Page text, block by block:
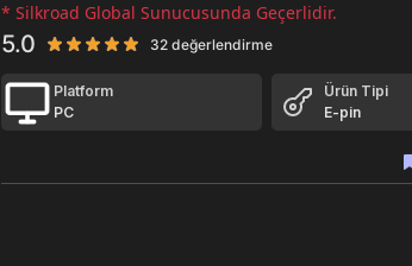
* Silkroad Global Sunucusunda Geçerlidir.
5.0 32 değerlendirme
Platform
PC
Ürün Tipi
E-pin